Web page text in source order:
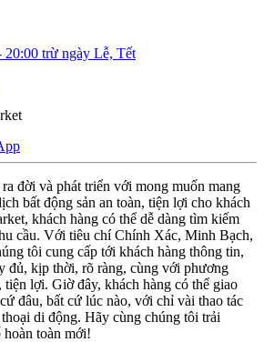
20:00 trừ ngày Lễ, Tết
đời và phát triển với mong muốn mang
bất động sản an toàn, tiện lợi cho khách
khách hàng có thể dễ dàng tìm kiếm
cầu. Với tiêu chí Chính Xác, Minh Bạch,
tôi cung cấp tới khách hàng thông tin,
đủ, kịp thời, rõ ràng, cùng với phương
tiện lợi. Giờ đây, khách hàng có thể giao
đâu, bất cứ lúc nào, với chỉ vài thao tác
di động. Hãy cùng chúng tôi trải
hoàn toàn mới!